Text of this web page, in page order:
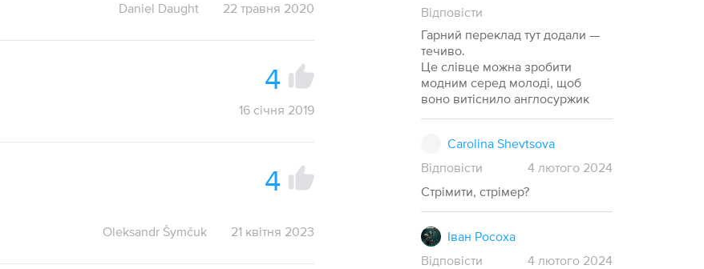
Daniel Daught 22 травня 2020
4
16 січня 2019
4
Oleksandr Šymčuk 21 квітня 2023
Відповісти
Гарний переклад тут додали —
течиво.
Це слівце можна зробити
модним серед молоді, щоб
воно витіснило англосуржик
Carolina Shevtsova
Відповісти
4 лютого2024
Стрімити, стрімер?
Іван Росоха
Відповісти
4 лютого2024